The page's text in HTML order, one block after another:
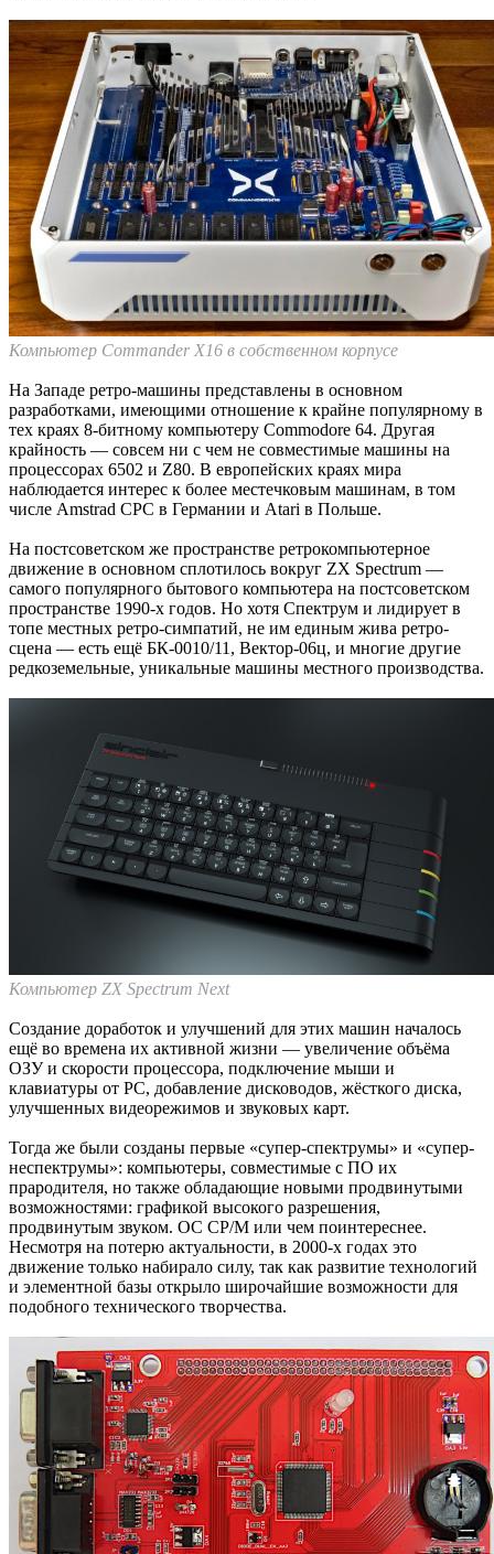
Компьютер Commander X16 в собственном корпусе
На Западе ретро-машины представлены в основном
разработками, имеющими отношение к крайне популярному в
тех краях 8-битному компьютеру Commodore 64. Другая
крайность — совсем ни с чем не совместимые машины на
процессорах 6502 и Z80. В европейских краях мира
наблюдается интерес к более местечковым машинам, в том
числе Amstrad CPC в Германии и Atari в Польше.
На постсоветском же пространстве ретрокомпьютерное
движение в основном сплотилось вокруг ZX Spectrum —
самого популярного бытового компьютера на постсоветском
пространстве 1990-х годов. Но хотя Спектрум и лидирует в
топе местных ретро-симпатий, не им единым жива ретро-
сцена — есть ещё БК-0010/11, Вектор-06ц, и многие другие
редкоземельные, уникальные машины местного производства.
Компьютер ZX Spectrum Next
Создание доработок и улучшений для этих машин началось
ещё во времена их активной жизни — увеличение объёма
ОЗУ и скорости процессора, подключение мыши и
клавиатуры от PC, добавление дисководов, жёсткого диска,
улучшенных видеорежимов и звуковых карт.
Тогда же были созданы первые «супер-спектрумы» и «супер-
неспектрумы»: компьютеры, совместимые с ПО их
прародителя, но также обладающие новыми продвинутыми
возможностями: графикой высокого разрешения,
продвинутым звуком. ОС CP/M или чем поинтереснее.
Несмотря на потерю актуальности, в 2000-х годах это
движение только набирало силу, так как развитие технологий
и элементной базы открыло широчайшие возможности для
подобного технического творчества.